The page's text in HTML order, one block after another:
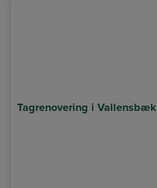
Tagrenovering i Vallensbæk